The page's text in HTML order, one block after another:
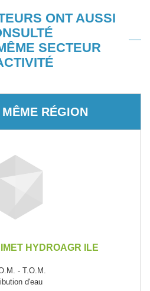
ONT AUSSI
SECTEUR
RÉGION
HYDROAGR ILE
- T.O.M.
d'eau